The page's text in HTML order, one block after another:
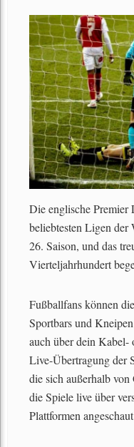
Die englische Premier
beliebtesten Ligen der
26. Saison, und das
Vierteljahrhundert
Fußballfans können
Sportbars und
auch über dein Kabel-
Live-Übertragung der
die sich außerhalb
die Spiele live über
Plattformen